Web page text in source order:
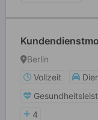
Berlin
Vollzeit
4